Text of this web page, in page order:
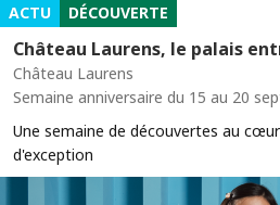
ACTU DÉCOUVERTE
Château Laurens, le palais
Château Laurens
Semaine anniversaire du 15 au 20
Une semaine de découvertes au
d'exception